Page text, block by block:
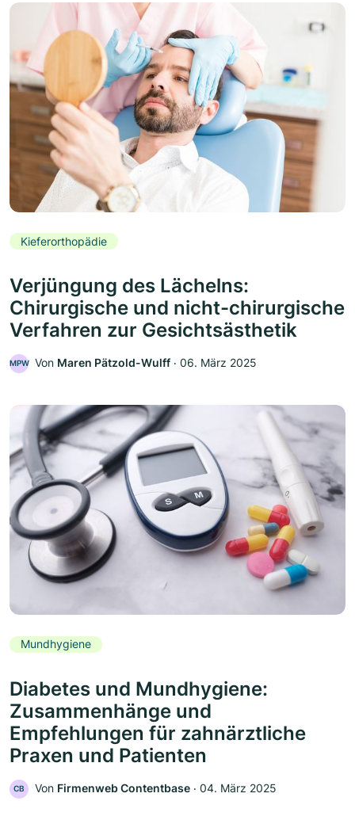
Kieferorthopädie
Verjüngung des Lächelns:
Chirurgische und nicht-chirurgische
Verfahren zur Gesichtsästhetik
MPW Von Maren Pätzold-Wulff ‧ 06. März 2025
Mundhygiene
Diabetes und Mundhygiene:
Zusammenhänge und
Empfehlungen für zahnärztliche
Praxen und Patienten
CB Von Firmenweb Contentbase ‧ 04. März 2025